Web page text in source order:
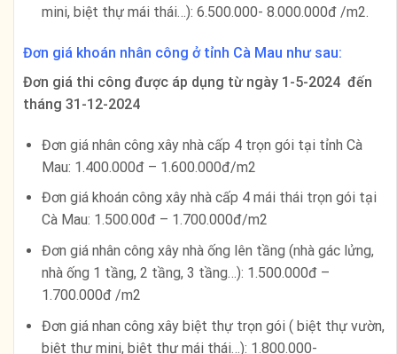
mini, biệt thự mái thái…): 6.500.000- 8.000.000đ /m2.
Đơn giá khoán nhân công ở tỉnh Cà Mau như sau:
Đơn giá thi công được áp dụng từ ngày 1-5-2024 đến
tháng 31-12-2024
Đơn giá nhân công xây nhà cấp 4 trọn gói tại tỉnh Cà
Mau: 1.400.000đ – 1.600.000đ/m2
Đơn giá khoán công xây nhà cấp 4 mái thái trọn gói tại
Cà Mau: 1.500.00đ – 1.700.000đ/m2
Đơn giá nhân công xây nhà ống lên tầng (nhà gác lửng,
nhà ống 1 tầng, 2 tầng, 3 tầng…): 1.500.000đ –
1.700.000đ /m2
Đơn giá nhan công xây biệt thự trọn gói ( biệt thự vườn,
biệt thự mini, biệt thự mái thái…): 1.800.000-